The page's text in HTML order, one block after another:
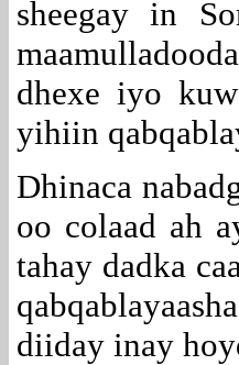
sheegay in
dhexe iyo
yihiin
Dhinaca
oo colaad ah
tahay dadka
diiday inay